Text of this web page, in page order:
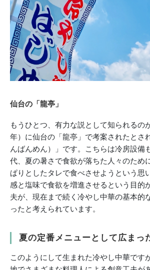
仙台の「龍亭」
もうひとつ、有力な説として知られるの
年）に仙台の「龍亭」で考案されたとさ
んばんめん）」です。こちらは冷房設備
代、夏の暑さで食欲が落ちた人々のため
ぱりとしたタレで食べさせようという思
感と塩味で食欲を増進させるという目的
夫が、現在まで続く冷やし中華の基本的
ったと考えられています。
夏の定番メニューとして広まっ
このようにして生まれた冷やし中華です